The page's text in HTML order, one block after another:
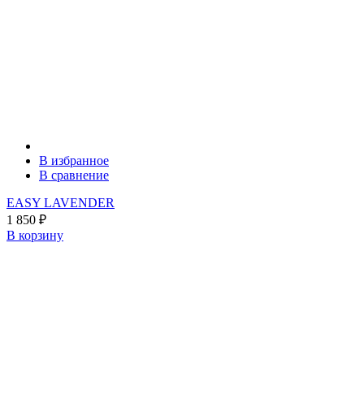
В избранное
В сравнение
EASY LAVENDER
1 850 ₽
В корзину